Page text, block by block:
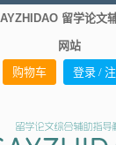
留学论文
网站
购物车 登录 /